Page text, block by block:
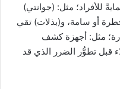
للأفراد؛ مثل: (جوانتي)
أو سامة، و(بذلات) تقي
مثل: أجهزة كشف
قبل تطوُّر الضرر الذي قد